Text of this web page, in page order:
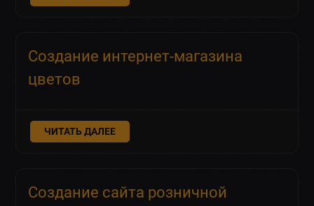
Создание интернет-магазина
цветов
ЧИТАТЬ ДАЛЕЕ
Создание сайта розничной